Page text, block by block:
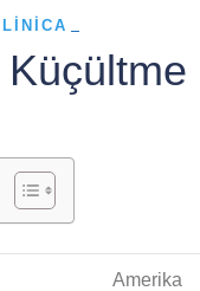
Amerika